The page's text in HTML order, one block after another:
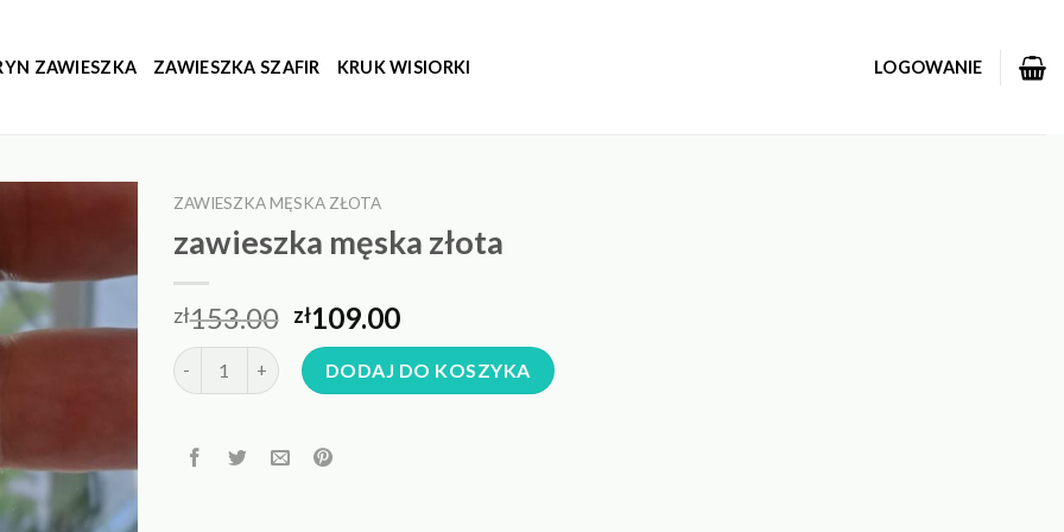
ZAWIESZKA ZAWIESZKA SZAFIR KRUK WISIORKI LOGOWANIE
ZAWIESZKA MĘSKA ZŁOTA
zawieszka męska złota
zł153.00 zł109.00
ilość zawieszka męska złotaDODAJ DO KOSZYKA